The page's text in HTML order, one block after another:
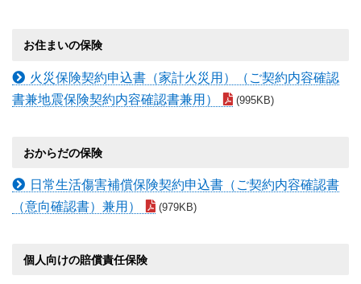
お住まいの保険
火災保険契約申込書（家計火災用）（ご契約内容確認
書兼地震保険契約内容確認書兼用）
(995KB)
おからだの保険
日常生活傷害補償保険契約申込書（ご契約内容確認書
（意向確認書）兼用）
(979KB)
個人向けの賠償責任保険